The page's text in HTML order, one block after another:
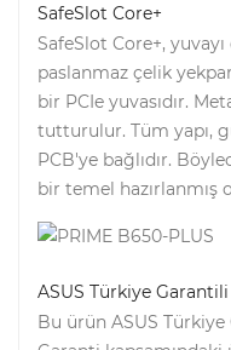
SafeSlot Core+
SafeSlot Core+,
paslanmaz çelik
bir PCIe yuvasıdır.
tutturulur. Tüm yapı,
PCB'ye bağlıdır.
bir temel hazırlanmış
ASUS Türkiye
Bu ürün ASUS Türkiye